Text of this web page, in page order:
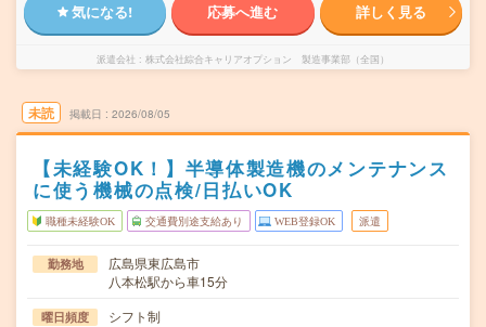
気になる! 応募へ進む 詳しく見る
派遣会社 株式会社綜合キャリアオプション 製造事業部（全国）
未読 掲載日 2026/08/05
【未経験OK！】半導体製造機のメンテナンス
に使う機械の点検/日払いOK
職種未経験OK 交通費別途支給あり WEB登録OK 派遣
勤務地
広島県東広島市
八本松駅から車15分
曜日頻度 シフト制